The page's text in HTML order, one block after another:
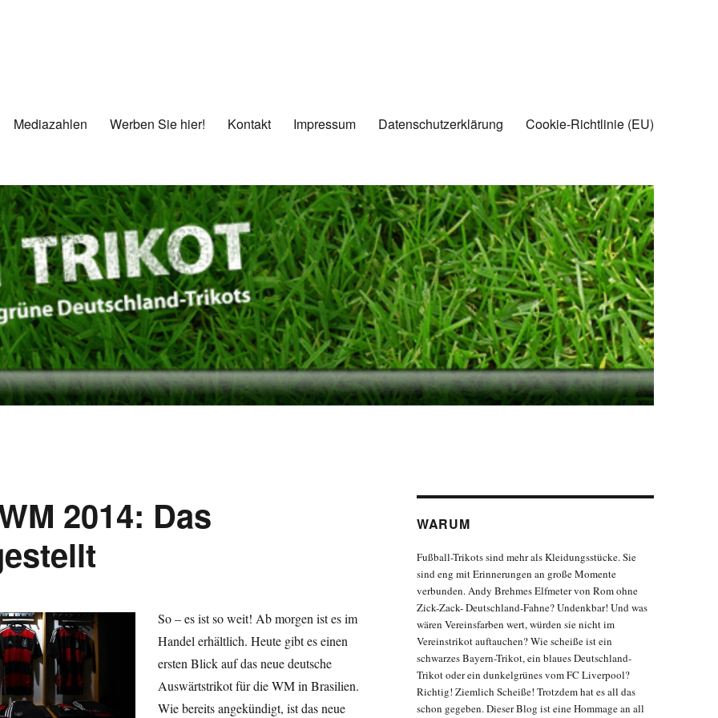
Mediazahlen Werben Sie hier! Kontakt Impressum Datenschutzerklärung Cookie-Richtlinie (EU)
2014: Das
So – es ist so weit! Ab morgen ist es im
Handel erhältlich. Heute gibt es einen
ersten Blick auf das neue deutsche
Auswärtstrikot für die WM in Brasilien.
Wie bereits angekündigt, ist das neue
WARUM
Fußball-Trikots sind mehr als Kleidungsstücke. Sie
sind eng mit Erinnerungen an große Momente
verbunden. Andy Brehmes Elfmeter von Rom ohne
Zick-Zack- Deutschland-Fahne? Undenkbar! Und was
wären Vereinsfarben wert, würden sie nicht im
Vereinstrikot auftauchen? Wie scheiße ist ein
schwarzes Bayern-Trikot, ein blaues Deutschland-
Trikot oder ein dunkelgrünes vom FC Liverpool?
Richtig! Ziemlich Scheiße! Trotzdem hat es all das
schon gegeben. Dieser Blog ist eine Hommage an all